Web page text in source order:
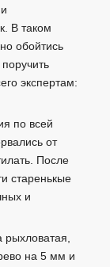
В таком
обойтись
экспертам:
по всей
от
После
старенькые
и
рыхловатая,
на 5 мм и